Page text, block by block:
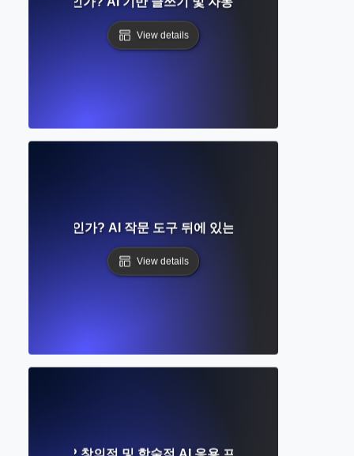
View details
닝이란 무엇인가? AI 작문 도구 뒤에 있는 신경망 이해하기
View details